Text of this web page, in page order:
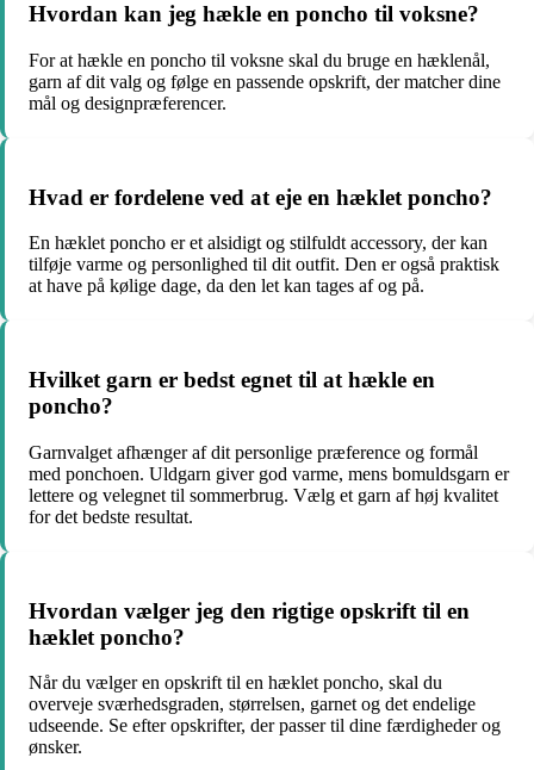
Hvordan kan jeg hækle en poncho til voksne?
For at hækle en poncho til voksne skal du bruge en hæklenål,
garn af dit valg og følge en passende opskrift, der matcher dine
mål og designpræferencer.
Hvad er fordelene ved at eje en hæklet poncho?
En hæklet poncho er et alsidigt og stilfuldt accessory, der kan
tilføje varme og personlighed til dit outfit. Den er også praktisk
at have på kølige dage, da den let kan tages af og på.
Hvilket garn er bedst egnet til at hækle en
poncho?
Garnvalget afhænger af dit personlige præference og formål
med ponchoen. Uldgarn giver god varme, mens bomuldsgarn er
lettere og velegnet til sommerbrug. Vælg et garn af høj kvalitet
for det bedste resultat.
Hvordan vælger jeg den rigtige opskrift til en
hæklet poncho?
Når du vælger en opskrift til en hæklet poncho, skal du
overveje sværhedsgraden, størrelsen, garnet og det endelige
udseende. Se efter opskrifter, der passer til dine færdigheder og
ønsker.